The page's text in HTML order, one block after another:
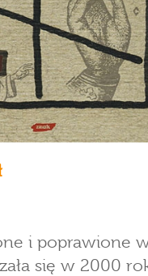
i poprawione
się w 2000